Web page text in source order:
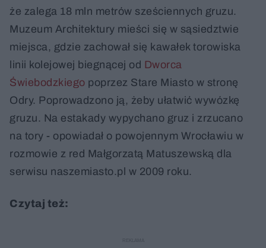
że zalega 18 mln metrów sześciennych gruzu.
Muzeum Architektury mieści się w sąsiedztwie
miejsca, gdzie zachował się kawałek torowiska
linii kolejowej biegnącej od Dworca
Świebodzkiego poprzez Stare Miasto w stronę
Odry. Poprowadzono ją, żeby ułatwić wywózkę
gruzu. Na estakady wypychano gruz i zrzucano
na tory - opowiadał o powojennym Wrocławiu w
rozmowie z red Małgorzatą Matuszewską dla
serwisu naszemiasto.pl w 2009 roku.
Czytaj też: